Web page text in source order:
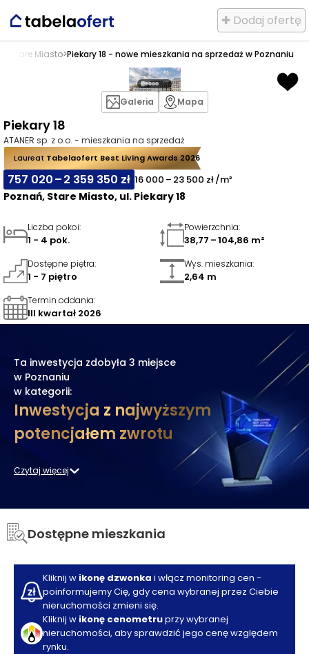
✚ Dodaj ofertę
Stare Miasto>Piekary 18 - nowe mieszkania na sprzedaż w Poznaniu
Piekary 18
ATANER sp. z o.o. - mieszkania na sprzedaż
Laureat Tabelaofert Best Living Awards 2026
757 020 – 2 359 350 zł 16 000 – 23 500 zł /m²
Poznań, Stare Miasto, ul. Piekary 18
Galeria Mapa
Liczba pokoi:
1 - 4 pok.
Powierzchnia:
38,77 – 104,86 m²
Dostępne piętra:
1 - 7 piętro
Wys. mieszkania:
2,64 m
Termin oddania:
III kwartał 2026
Ta inwestycja zdobyła 3 miejsce
w Poznaniu
w kategorii:
Inwestycja z najwyższym
potencjałem zwrotu
Czytaj więcej
Dostępne mieszkania
Kliknij w ikonę dzwonka i włącz monitoring cen -
poinformujemy Cię, gdy cena wybranej przez Ciebie
nieruchomości zmieni się.
Kliknij w ikonę cenometruprzy wybranej
nieruchomości, aby sprawdzić jego cenę względem
rynku.